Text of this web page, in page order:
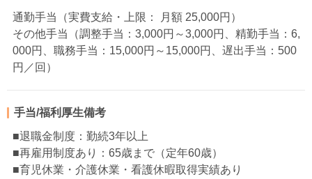
通勤手当（実費支給・上限： 月額 25,000円）
その他手当（調整手当：3,000円～3,000円、精勤手当：6,
000円、職務手当：15,000円～15,000円、遅出手当：500
円／回）
手当/福利厚生備考
■退職金制度：勤続3年以上
■再雇用制度あり：65歳まで（定年60歳）
■育児休業・介護休業・看護休暇取得実績あり